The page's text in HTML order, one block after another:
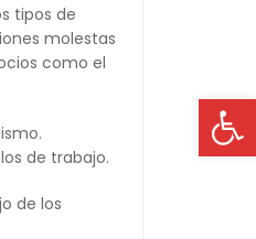
tipos de
molestas
como el
de trabajo.
de los